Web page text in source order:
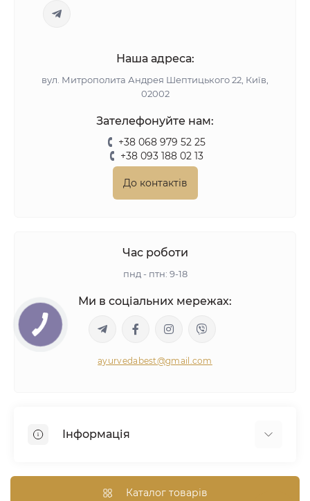
Наша адреса:
вул. Митрополита Андрея Шептицького 22, Київ,
02002
Зателефонуйте нам:
+38 068 979 52 25
+38 093 188 02 13
До контактів
Час роботи
пнд - птн: 9-18
Ми в соціальних мережах:
ayurvedabest@gmail.com
Інформація
Аюрведична консультаціяКаталог товарів